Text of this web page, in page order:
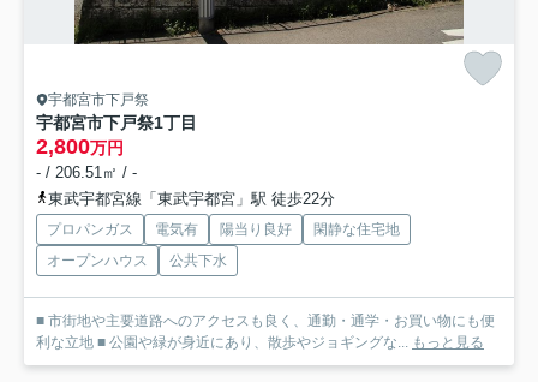
宇都宮市下戸祭
宇都宮市下戸祭1丁目
2,800万円
- / 206.51㎡ / -
東武宇都宮線「東武宇都宮」駅 徒歩22分
プロパンガス 電気有 陽当り良好
閑静な住宅地
オープンハウス
公共下水
■ 市街地や主要道路へのアクセスも良く、通勤・通学・お買い物にも便
利な立地 ■ 公園や緑が身近にあり、散歩やジョギングな... もっと見る